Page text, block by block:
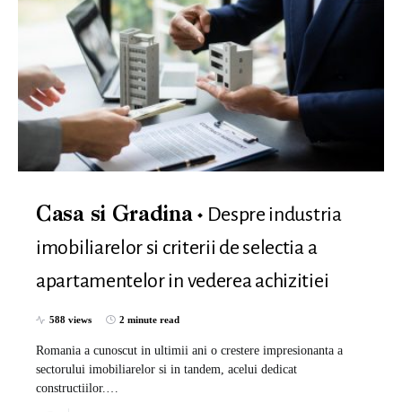
Casa si Gradina
Despre industria
imobiliarelor si criterii de selectia a
apartamentelor in vederea achizitiei
588 views 2 minute read
Romania a cunoscut in ultimii ani o crestere impresionanta a
sectorului imobiliarelor si in tandem, acelui dedicat
constructiilor.…